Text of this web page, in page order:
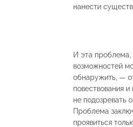
нанести
И эта проблема,
возможностей
обнаружить, —
повествования
не подозревать
Проблема
проявиться